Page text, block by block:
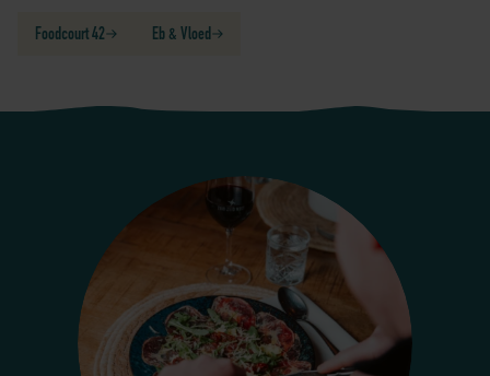
Foodcourt 42 Eb & Vloed